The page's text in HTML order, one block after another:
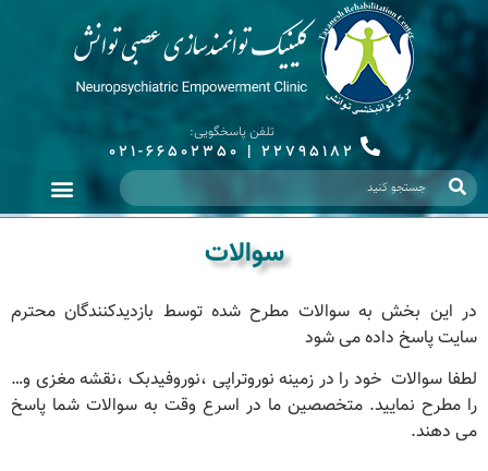
تلفن پاسخگویی:
22795182
|
021-66502350
سوالات
در این بخش به سوالات مطرح شده توسط بازدیدکنندگان محترم
سایت پاسخ داده می شود
لطفا سوالات خود را در زمینه نوروتراپی ،نوروفیدبک ،نقشه مغزی و…
را مطرح نمایید. متخصصین ما در اسرع وقت به سوالات شما پاسخ
می دهند.